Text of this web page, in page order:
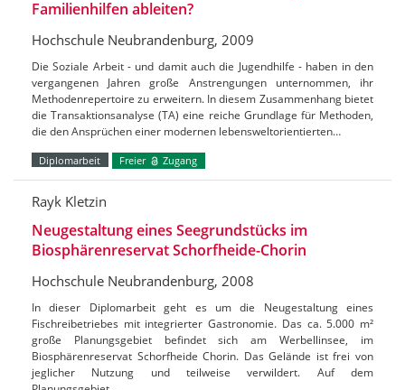
Familienhilfen ableiten?
Hochschule Neubrandenburg, 2009
Die Soziale Arbeit - und damit auch die Jugendhilfe - haben in den
vergangenen Jahren große Anstrengungen unternommen, ihr
Methodenrepertoire zu erweitern. In diesem Zusammenhang bietet
die Transaktionsanalyse (TA) eine reiche Grundlage für Methoden,
die den Ansprüchen einer modernen lebensweltorientierten…
Diplomarbeit Freier Zugang
Rayk Kletzin
Neugestaltung eines Seegrundstücks im
Biosphärenreservat Schorfheide-Chorin
Hochschule Neubrandenburg, 2008
In dieser Diplomarbeit geht es um die Neugestaltung eines
Fischreibetriebes mit integrierter Gastronomie. Das ca. 5.000 m²
große Planungsgebiet befindet sich am Werbellinsee, im
Biosphärenreservat Schorfheide Chorin. Das Gelände ist frei von
jeglicher Nutzung und teilweise verwildert. Auf dem